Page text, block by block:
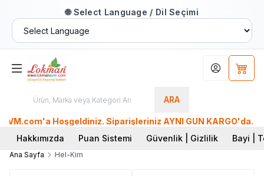
🌐 Select Language / Dil Seçimi
ARA
Hesabım
Hoşgeldiniz. Siparişleriniz AYNI GÜN KARGO'da.
Hakkımızda
Puan Sistemi Güvenlik | Gizlilik Bayi |
Ana Sayfa Hel-Kim